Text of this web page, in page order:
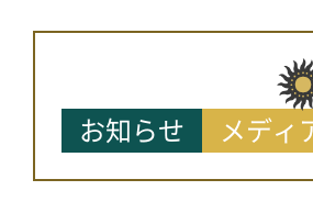
お知らせ メディ